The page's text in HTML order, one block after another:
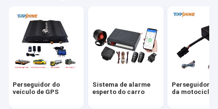
Rastreamento GPS de veículos
GPS Rastreamento de carro
Perseguidor de Ebike GPS
Controlador elétrico da bicicleta
Perseguidor do
veículo de GPS
Sistema de alarme
esperto do carro
Perseguidor
da